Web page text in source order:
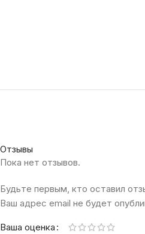
Отзывы
Пока нет отзывов.
Будьте первым, кто оставил
Ваш адрес email не будет
Ваша оценка